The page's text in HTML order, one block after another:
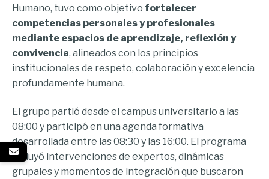
Humano, tuvo como objetivo fortalecer
competencias personales y profesionales
mediante espacios de aprendizaje, reflexión y
convivencia, alineados con los principios
institucionales de respeto, colaboración y excelencia
profundamente humana.
El grupo partió desde el campus universitario a las
08:00 y participó en una agenda formativa
desarrollada entre las 08:30 y las 16:00. El programa
incluyó intervenciones de expertos, dinámicas
grupales y momentos de integración que buscaron